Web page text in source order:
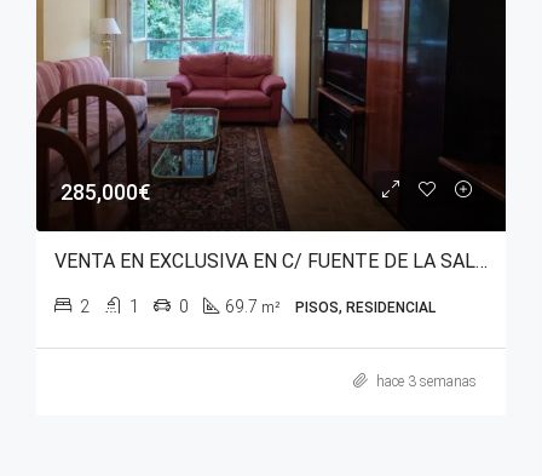
285,000€
VENTA EN EXCLUSIVA EN C/ FUENTE DE LA SALUD – SANTA LUCÍA
2 1 0 69.7 m² PISOS, RESIDENCIAL
hace 3 semanas